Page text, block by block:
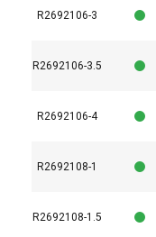
R2692106-3
R2692106-3.5
R2692106-4
R2692108-1
R2692108-1.5